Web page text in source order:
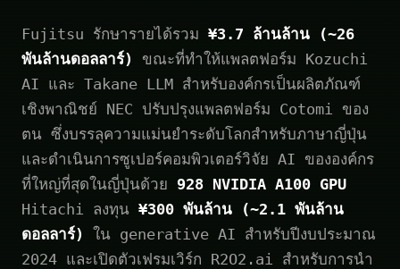
Fujitsu รักษารายได้รวม ¥3.7 ล้านล้าน (~26
พันล้านดอลลาร์)
ขณะที่ทำให้แพลตฟอร์ม Kozuchi
AI และ Takane LLM สำหรับองค์กรเป็นผลิตภัณฑ์
เชิงพาณิชย์ NEC ปรับปรุงแพลตฟอร์ม Cotomi ของ
ตน ซึ่งบรรลุความแม่นยำระดับโลกสำหรับภาษาญี่ปุ่น
และดำเนินการซูเปอร์คอมพิวเตอร์วิจัย AI ขององค์กร
ที่ใหญ่ที่สุดในญี่ปุ่นด้วย 928 NVIDIA A100 GPU
Hitachi ลงทุน ¥300 พันล้าน (~2.1 พันล้าน
ดอลลาร์)
ใน generative AI สำหรับปีงบประมาณ
2024 และเปิดตัวเฟรมเวิร์ก R2O2.ai สำหรับการนำ